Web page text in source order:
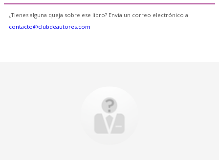
¿Tienes alguna queja sobre ese libro? Envía un correo electrónico a
contacto@clubdeautores.com